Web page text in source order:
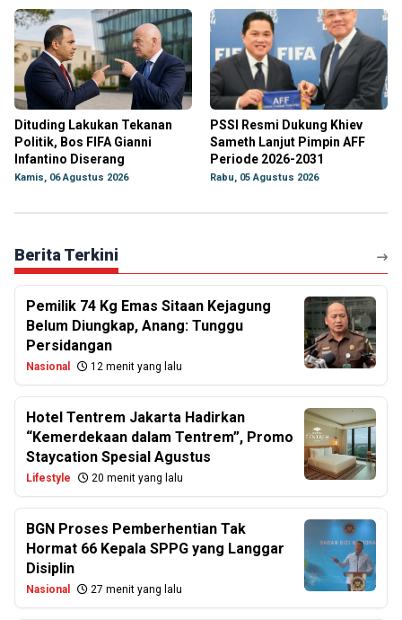
Dituding Lakukan Tekanan
Politik, Bos FIFA Gianni
Infantino Diserang
Kamis, 06 Agustus 2026
PSSI Resmi Dukung Khiev
Sameth Lanjut Pimpin AFF
Periode 2026-2031
Rabu, 05 Agustus 2026
Berita Terkini
Pemilik 74 Kg Emas Sitaan Kejagung
Belum Diungkap, Anang: Tunggu
Persidangan
Nasional 12 menit yang lalu
Hotel Tentrem Jakarta Hadirkan
“Kemerdekaan dalam Tentrem”, Promo
Staycation Spesial Agustus
Lifestyle 20 menit yang lalu
BGN Proses Pemberhentian Tak
Hormat 66 Kepala SPPG yang Langgar
Disiplin
Nasional 27 menit yang lalu